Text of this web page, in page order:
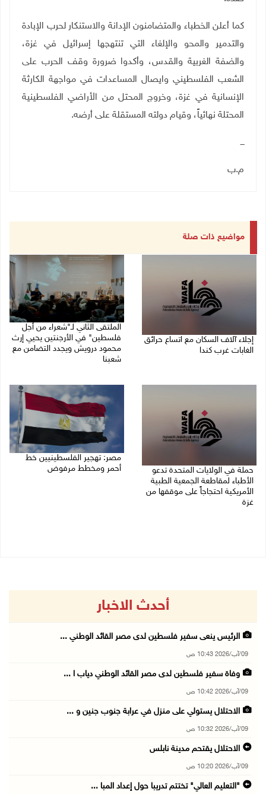
كما أعلن الخطباء والمتضامنون الإدانة والاستنكار لحرب الإبادة
والتدمير والمحو والإلغاء التي تنتهجها إسرائيل في غزة،
والضفة الغربية والقدس، وأكدوا ضرورة وقف الحرب على
الشعب الفلسطيني وايصال المساعدات في مواجهة الكارثة
الإنسانية في غزة، وخروج المحتل من الأراضي الفلسطينية
المحتلة نهائياً، وقيام دولته المستقلة على أرضه.
ـــ
م.ب
مواضيع ذات صلة
إجلاء آلاف السكان مع اتساع حرائق
الغابات غرب كندا
الملتقى الثاني لـ"شعراء من أجل
فلسطين" في الأرجنتين يحيي إرث
محمود درويش ويجدد التضامن مع
شعبنا
حملة في الولايات المتحدة تدعو
الأطباء لمقاطعة الجمعية الطبية
الأمريكية احتجاجاً على موقفها من
غزة
مصر: تهجير الفلسطينيين خط
أحمر ومخطط مرفوض
أحدث الاخبار
الرئيس ينعى سفير فلسطين لدى مصر القائد الوطني ...
09/آب/2026 10:43 ص
وفاة سفير فلسطين لدى مصر القائد الوطني دياب ا ...
09/آب/2026 10:42 ص
الاحتلال يستولي على منزل في عرابة جنوب جنين و ...
09/آب/2026 10:32 ص
الاحتلال يقتحم مدينة نابلس
09/آب/2026 10:20 ص
"التعليم العالي" تختتم تدريبا حول إعداد المبا ...